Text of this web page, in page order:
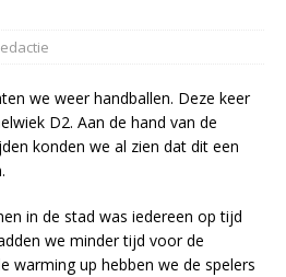
we weer handballen. Deze keer
D2. Aan de hand van de
konden we al zien dat dit een
in de stad was iedereen op tijd
we minder tijd voor de
warming up hebben we de spelers